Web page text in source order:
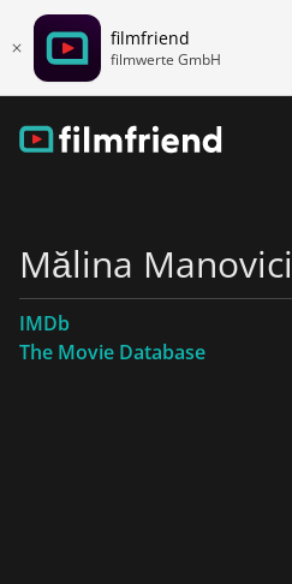
filmfriend
filmwerte GmbH
Mălina Manovici
IMDb
The Movie Database